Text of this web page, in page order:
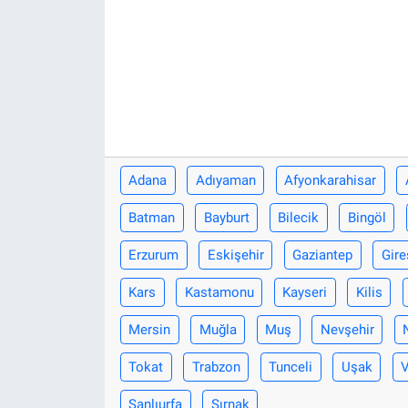
Adana Adıyaman Afyonkarahisar
Batman Bayburt Bilecik Bingöl
Erzurum Eskişehir Gaziantep
Kars Kastamonu Kayseri Kilis
Mersin Muğla Muş Nevşehir
Tokat Trabzon Tunceli Uşak
Şanlıurfa Şırnak